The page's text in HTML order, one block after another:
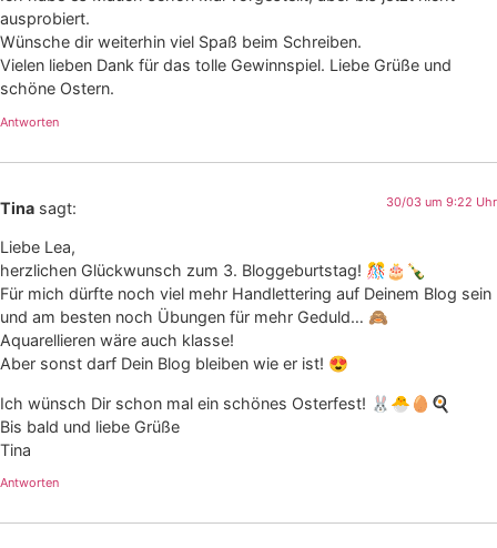
ausprobiert.
Wünsche dir weiterhin viel Spaß beim Schreiben.
Vielen lieben Dank für das tolle Gewinnspiel. Liebe Grüße und
schöne Ostern.
Antworten
Tina sagt: 30/03 um 9:22 Uhr
Liebe Lea,
herzlichen Glückwunsch zum 3. Bloggeburtstag! 🎊🎂🍾
Für mich dürfte noch viel mehr Handlettering auf Deinem Blog sein
und am besten noch Übungen für mehr Geduld… 🙈
Aquarellieren wäre auch klasse!
Aber sonst darf Dein Blog bleiben wie er ist! 😍
Ich wünsch Dir schon mal ein schönes Osterfest! 🐰🐣🥚🍳
Bis bald und liebe Grüße
Tina
Antworten